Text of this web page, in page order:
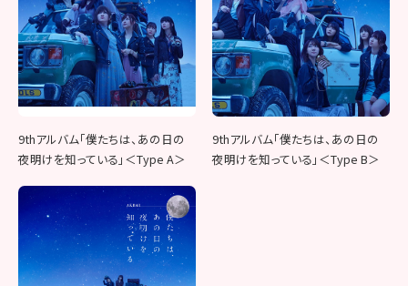
9thアルバム「僕たちは、あの日の
夜明けを知っている」＜Type A＞
9thアルバム「僕たちは、あの日の
夜明けを知っている」＜Type B＞